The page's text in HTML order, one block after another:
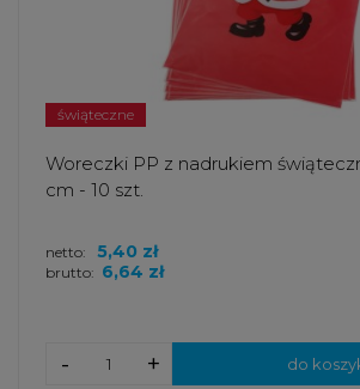
świąteczne
Woreczki PP z nadrukiem
cm - 10 szt.
brutto: 6,64 zł
netto: 5,40 zł
+
- do